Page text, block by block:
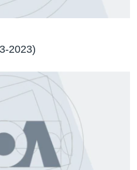
2023)